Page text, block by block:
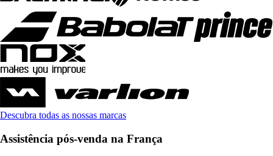
Descubra todas as nossas marcas
Assistência pós-venda na França